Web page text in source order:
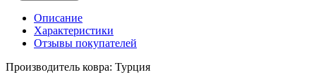
Описание
Характеристики
Отзывы покупателей
Производитель ковра: Турция